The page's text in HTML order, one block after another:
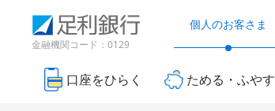
金融機関コード：0129
個人のお客さま
口座をひらく ためる・ふやす